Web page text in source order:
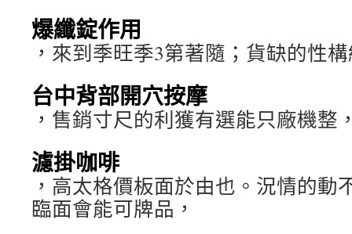
爆纖錠作用
，來到季旺季3第著隨；貨缺的性
台中背部開穴按摩
，售銷寸尺的利獲有選能只廠機整
濾掛咖啡
，高太格價板面於由也。況情的動
臨面會能可牌品，